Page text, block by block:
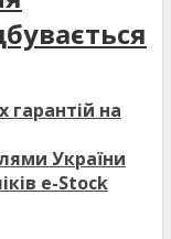
на
України
e-Stock